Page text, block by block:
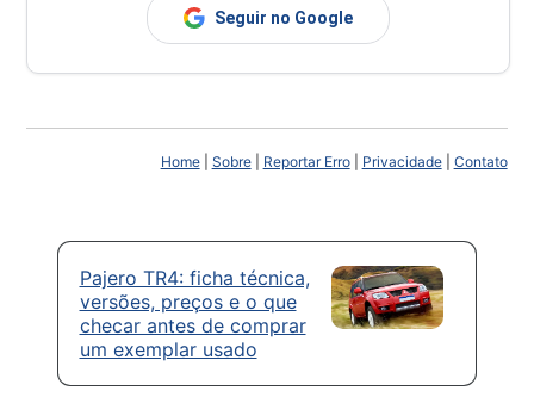
Seguir no Google
Home| Sobre| Reportar Erro| Privacidade| Contato
Pajero TR4: ficha técnica,
versões, preços e o que
checar antes de comprar
um exemplar usado